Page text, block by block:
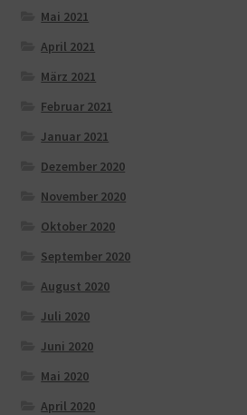
Mai 2021
April 2021
März 2021
Februar 2021
Januar 2021
Dezember 2020
November 2020
Oktober 2020
September 2020
August 2020
Juli 2020
Juni 2020
Mai 2020
April 2020